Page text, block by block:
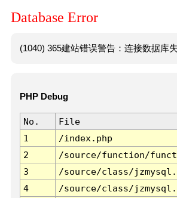
Database Error
(1040) 365建站错误警告：连接数据库
PHP Debug
No. File
1
/index.php
2
/source/function/
3
/source/class/
4
/source/class/